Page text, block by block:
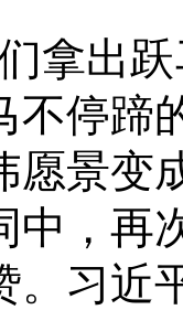
出跃
不停蹄
愿景变
中，再
。习近